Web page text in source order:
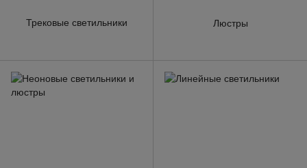
Трековые светильники Люстры